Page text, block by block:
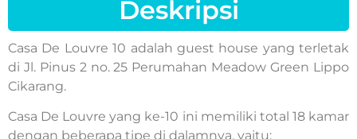
Deskripsi
Casa De Louvre 10 adalah guest house yang terletak
di Jl. Pinus 2 no. 25 Perumahan Meadow Green Lippo
Cikarang.
Casa De Louvre yang ke-10 ini memiliki total 18 kamar
dengan beberapa tipe di dalamnya, yaitu: